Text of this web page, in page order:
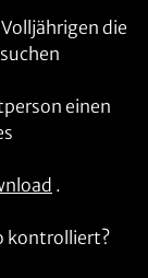
die
einen
.
kontrolliert?